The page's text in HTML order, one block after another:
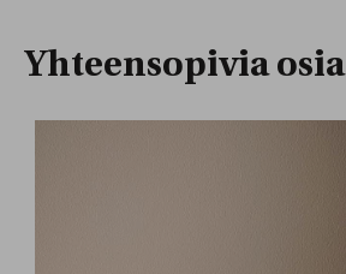
Yhteensopivia osia